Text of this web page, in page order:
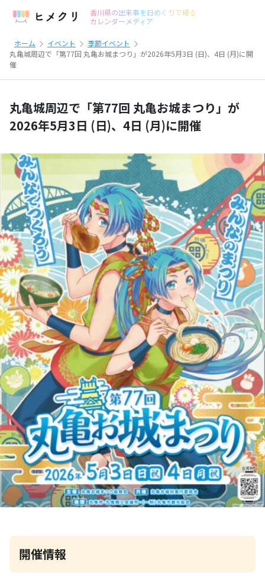
香川県の出来事を日めくりで綴る
カレンダーメディア
ホーム イベント
季節イベント
丸亀城周辺で「第77回 丸亀お城まつり」が2026年5月3日 (日)、4日 (月)に開
催
丸亀城周辺で「第77回 丸亀お城まつり」が
2026年5月3日 (日)、4日 (月)に開催
開催情報